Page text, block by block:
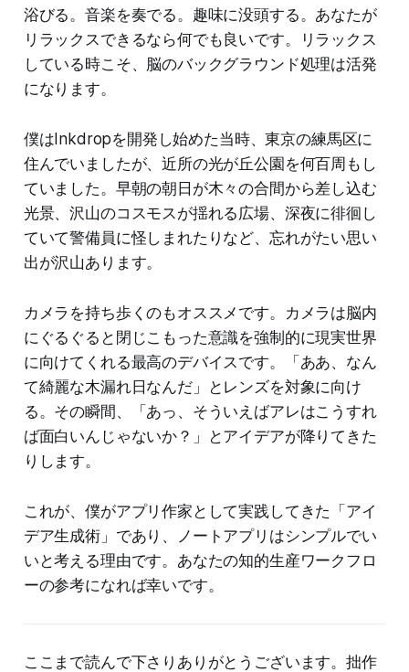
浴びる。音楽を奏でる。趣味に没頭する。あなたが
リラックスできるなら何でも良いです。リラックス
している時こそ、脳のバックグラウンド処理は活発
になります。
僕はInkdropを開発し始めた当時、東京の練馬区に
住んでいましたが、近所の光が丘公園を何百周もし
ていました。早朝の朝日が木々の合間から差し込む
光景、沢山のコスモスが揺れる広場、深夜に徘徊し
ていて警備員に怪しまれたりなど、忘れがたい思い
出が沢山あります。
カメラを持ち歩くのもオススメです。カメラは脳内
にぐるぐると閉じこもった意識を強制的に現実世界
に向けてくれる最高のデバイスです。「ああ、なん
て綺麗な木漏れ日なんだ」とレンズを対象に向け
る。その瞬間、「あっ、そういえばアレはこうすれ
ば面白いんじゃないか？」とアイデアが降りてきた
りします。
これが、僕がアプリ作家として実践してきた「アイ
デア生成術」であり、ノートアプリはシンプルでい
いと考える理由です。あなたの知的生産ワークフロ
ーの参考になれば幸いです。
ここまで読んで下さりありがとうございます。拙作